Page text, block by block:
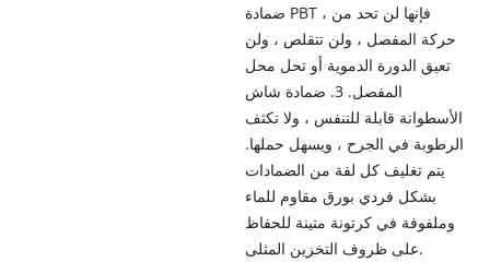
ضمادة PBT ، فإنها لن تحد من
حركة المفصل ، ولن تتقلص ، ولن
تعيق الدورة الدموية أو تحل محل
المفصل. 3. ضمادة شاش
الأسطوانة قابلة للتنفس ، ولا تكثف
الرطوبة في الجرح ، ويسهل حملها.
يتم تغليف كل لفة من الضمادات
بشكل فردي بورق مقاوم للماء
وملفوفة في كرتونة متينة للحفاظ
على ظروف التخزين المثلى.